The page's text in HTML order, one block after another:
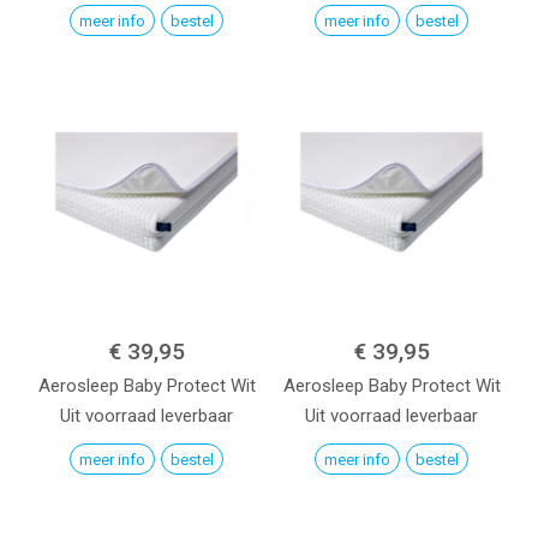
meer info bestel meer info bestel
€ 39,95
Aerosleep Baby Protect Wit
Uit voorraad leverbaar
meer info bestel
€ 39,95
Aerosleep Baby Protect Wit
Uit voorraad leverbaar
meer info bestel